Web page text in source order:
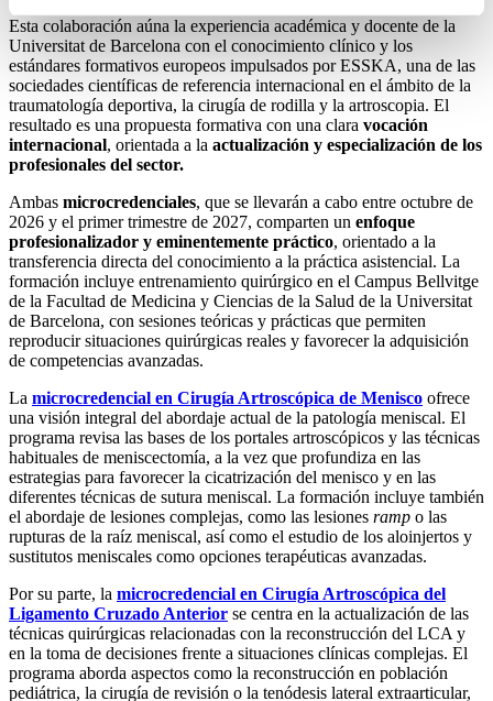
Esta colaboración aúna la experiencia académica y docente de la
Universitat de Barcelona con el conocimiento clínico y los
estándares formativos europeos impulsados por ESSKA, una de las
sociedades científicas de referencia internacional en el ámbito de la
traumatología deportiva, la cirugía de rodilla y la artroscopia. El
resultado es una propuesta formativa con una clara vocación
internacional, orientada a la actualización y especialización de los
profesionales del sector.
Ambas microcredenciales, que se llevarán a cabo entre octubre de
2026 y el primer trimestre de 2027, comparten un enfoque
profesionalizador y eminentemente práctico, orientado a la
transferencia directa del conocimiento a la práctica asistencial. La
formación incluye entrenamiento quirúrgico en el Campus Bellvitge
de la Facultad de Medicina y Ciencias de la Salud de la Universitat
de Barcelona, con sesiones teóricas y prácticas que permiten
reproducir situaciones quirúrgicas reales y favorecer la adquisición
de competencias avanzadas.
La microcredencial en Cirugía Artroscópica de Menisco ofrece
una visión integral del abordaje actual de la patología meniscal. El
programa revisa las bases de los portales artroscópicos y las técnicas
habituales de meniscectomía, a la vez que profundiza en las
estrategias para favorecer la cicatrización del menisco y en las
diferentes técnicas de sutura meniscal. La formación incluye también
el abordaje de lesiones complejas, como las lesiones ramp o las
rupturas de la raíz meniscal, así como el estudio de los aloinjertos y
sustitutos meniscales como opciones terapéuticas avanzadas.
Por su parte, la microcredencial en Cirugía Artroscópica del
Ligamento Cruzado Anterior se centra en la actualización de las
técnicas quirúrgicas relacionadas con la reconstrucción del LCA y
en la toma de decisiones frente a situaciones clínicas complejas. El
programa aborda aspectos como la reconstrucción en población
pediátrica, la cirugía de revisión o la tenódesis lateral extraarticular,